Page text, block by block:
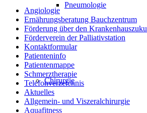
Pneumologie
Chirurgie
Angiologie
Ernährungsberatung Bauchzentrum
Förderung über den
Förderverein der Palliativstation
Kontaktformular
Patienteninfo
Patientenmappe
Schmerztherapie
Telefonverzeichnis
Aktuelles
Allgemein- und Viszeralchirurgie
Aquafitness